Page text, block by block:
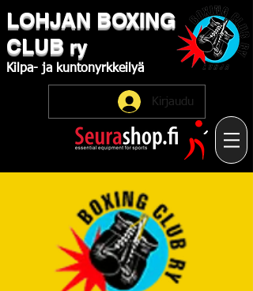
LOHJAN ​BOXING
CLUB ry
Kilpa- ja kuntonyrkkeilyä
Kirjaudu